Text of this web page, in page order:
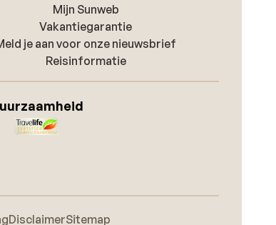
Mijn Sunweb
Vakantiegarantie
je aan voor onze nieuwsbrief
Reisinformatie
DisclaimerSitemap